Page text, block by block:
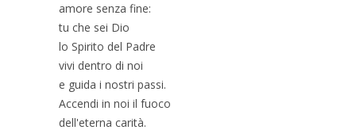
amore senza fine:
tu che sei Dio
lo Spirito del Padre
vivi dentro di noi
e guida i nostri passi.
Accendi in noi il fuoco
dell'eterna carità.